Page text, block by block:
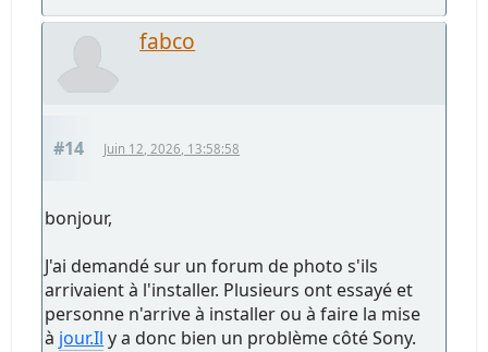
fabco
#14 Juin 12, 2026, 13:58:58
bonjour,
J'ai demandé sur un forum de photo s'ils
arrivaient à l'installer. Plusieurs ont essayé et
personne n'arrive à installer ou à faire la mise
à jour.Il y a donc bien un problème côté Sony.